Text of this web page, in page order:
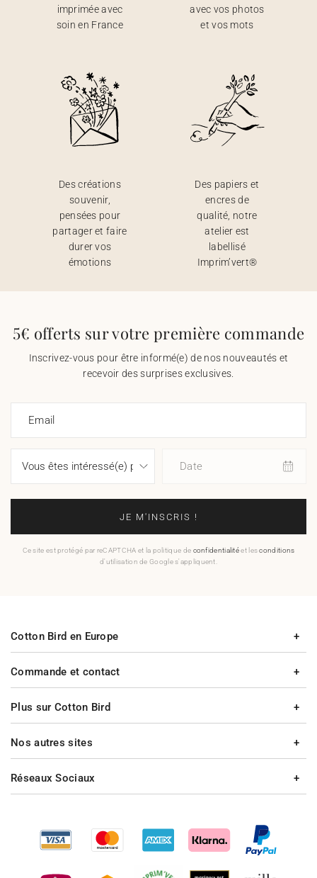
imprimée avec
soin en France
avec vos photos
et vos mots
Des créations
souvenir,
pensées pour
partager et faire
durer vos
émotions
Des papiers et
encres de
qualité, notre
atelier est
labellisé
Imprim’vert®
5€ offerts sur votre première commande
Inscrivez-vous pour être informé(e) de nos nouveautés et
recevoir des surprises exclusives.
Email
Date
JE M'INSCRIS !
Ce site est protégé par reCAPTCHA et la politique de confidentialitéet lesconditions
d'utilisation de Google s'appliquent.
Commande et contact
Plus sur Cotton Bird
Cotton Bird en Europe
Nos autres sites
Réseaux Sociaux